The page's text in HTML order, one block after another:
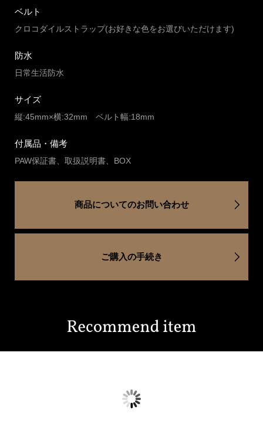
ベルト
クロコダイルストラップ(お好きな色をお選びいただけます)
防水
日常生活防水
サイズ
縦:45mm×横:32mm ベルト幅:18mm
付属品・備考
PAW保証書、取扱説明書、BOX
商品についてのお問い合わせ
ご購入の手続き